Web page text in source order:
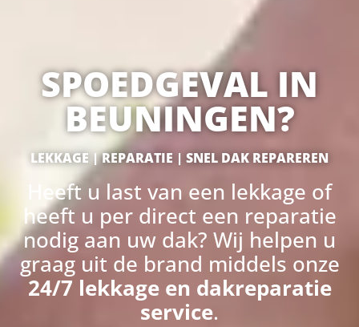
SPOEDGEVAL IN
BEUNINGEN?
LEKKAGE | REPARATIE | SNEL DAK REPAREREN
Heeft u last van een lekkage of
heeft u per direct een reparatie
nodig aan uw dak? Wij helpen u
graag uit de brand middels onze
24/7 lekkage en dakreparatie
service.